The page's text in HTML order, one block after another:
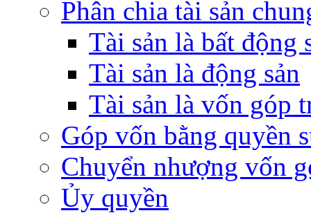
Phân chia tài sản
Tài sản là bất động
Tài sản là động sản
Tài sản là vốn góp
Góp vốn bằng quyền
Chuyển nhượng vốn
Ủy quyền